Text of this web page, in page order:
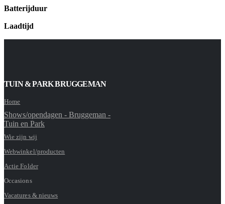
Batterijduur
Laadtijd
TUIN & PARK BRUGGEMAN
Home
Shows/opendagen - Bruggeman -
Tuin en Park
Wie zijn wij
Webwinkel/producten
Actie Folder
Occasions
Vacatures & nieuws